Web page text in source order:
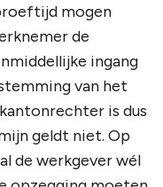
mogen
de
ingang
van het
is dus
geldt niet. Op
de werkgever wél